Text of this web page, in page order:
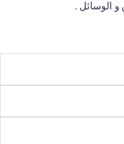
و الوسائل .